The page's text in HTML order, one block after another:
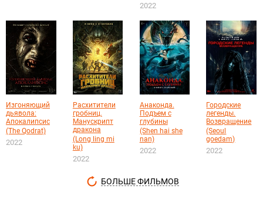
2022
Изгоняющий
дьявола:
Апокалипсис
(The Qodrat)
2022
Расхитители
гробниц.
Манускрипт
дракона
(Long ling mi
ku)
2022
Анаконда.
Подъем с
глубины
(Shen hai she
nan)
2022
Городские
легенды.
Возвращение
(Seoul
goedam)
2022
БОЛЬШЕ ФИЛЬМОВ